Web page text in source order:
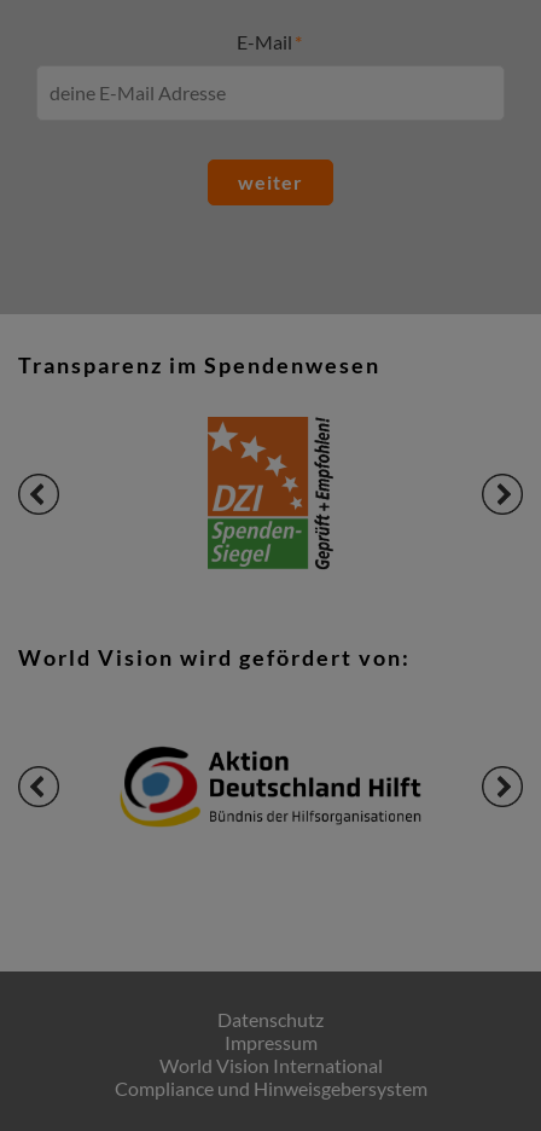
E-Mail
weiter
Transparenz im Spendenwesen
World Vision wird gefördert von:
Datenschutz
Impressum
World Vision International
Compliance und Hinweisgebersystem